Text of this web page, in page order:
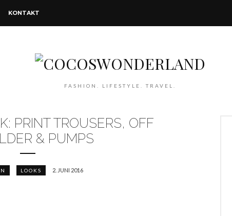
KONTAKT
FASHION. LIFESTYLE. TRAVEL.
PRINT TROUSERS, OFF
& PUMPS
LOOKS 2. JUNI 2016